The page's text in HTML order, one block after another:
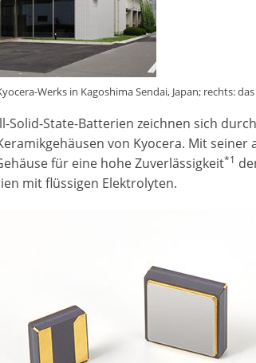
Werks in Kagoshima Sendai, Japan; rechts:
Solid-State-Batterien zeichnen sich
von Kyocera. Mit
für eine hohe Zuverlässigkeit*1
mit flüssigen Elektrolyten.